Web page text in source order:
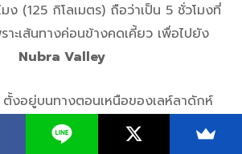
ง (125 กิโลเมตร) ถือว่าเป็น 5 ชั่วโมงที่
าะเส้นทางค่อนข้างคดเคี้ยว เพื่อไปยัง
Nubra Valley
งอยู่บนทางตอนเหนือของเลห์ลาดักห์
คาราโครัมและเทือกเขาหิมาลัย และความ
ะขับผ่าน
Khardung La Pass